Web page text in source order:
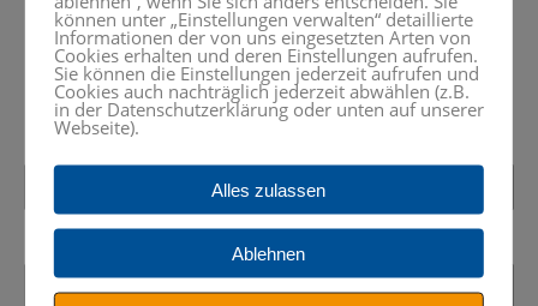
schreiben Sie eine Nachricht.
+49 (0) 8024 – 99 05 50
können unter „Einstellungen verwalten“ detaillierte
Informationen der von uns eingesetzten Arten von
Cookies erhalten und deren Einstellungen aufrufen.
Sie können die Einstellungen jederzeit aufrufen und
Cookies auch nachträglich jederzeit abwählen (z.B.
in der Datenschutzerklärung oder unten auf unserer
Webseite).
Alles zulassen
Ablehnen